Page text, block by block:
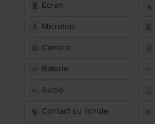
Ecran
Microfon
Camere
Baterie
Audio
Contact cu lichide